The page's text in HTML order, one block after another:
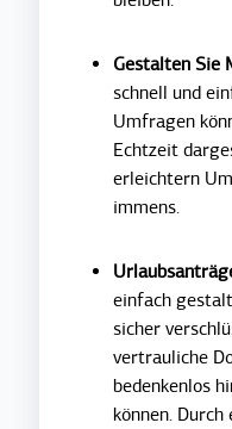
Gestalten Sie
schnell und
Umfragen
Echtzeit
erleichtern
immens.
einfach
sicher
vertrauliche
bedenkenlos
können.